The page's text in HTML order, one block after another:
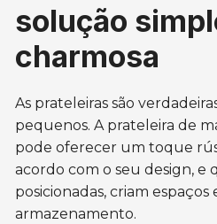
solução
charmosa
As prateleiras são
pequenos. A prateleira de
pode oferecer um toque
acordo com o seu design, e
posicionadas, criam espaços
armazenamento.